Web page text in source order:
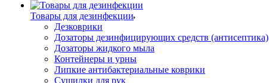
Товары для дезинфекции
Дезковрики
Дозаторы дезинфицирующих средств (антисептика)
Дозаторы жидкого мыла
Контейнеры и урны
Липкие антибактериальные коврики
Сушилки для рук